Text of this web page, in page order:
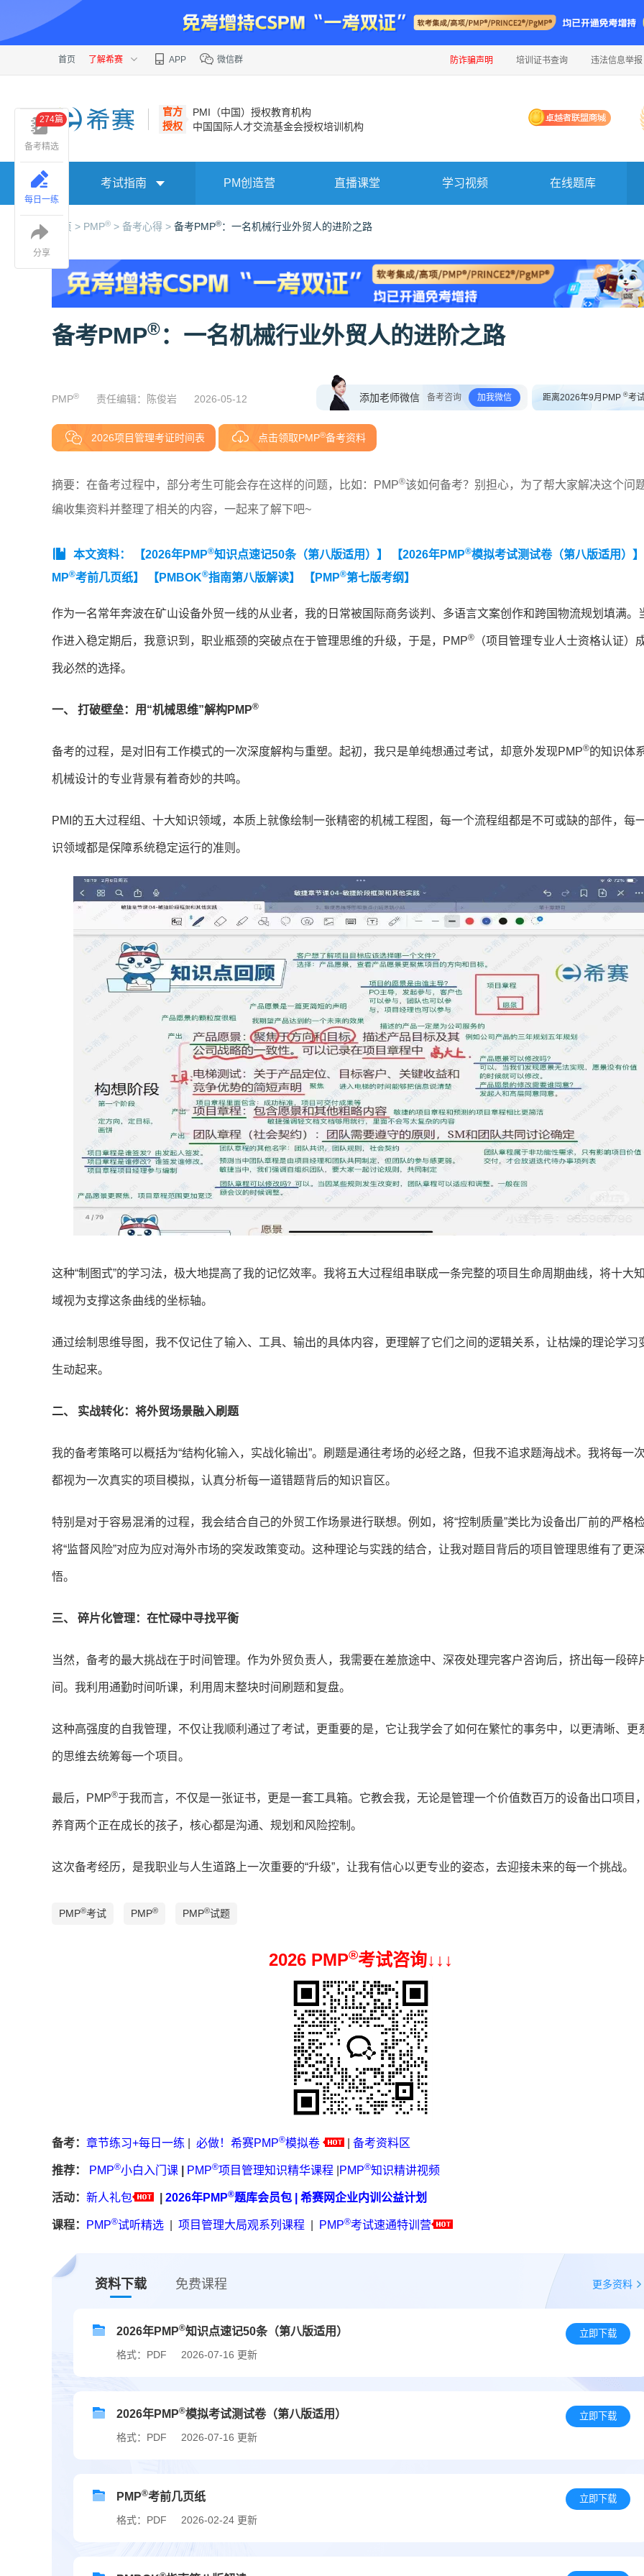
首页 了解希赛 APP 微信群 防诈骗声明 培训证书查询 违法信息举报
官方
授权
PMI（中国）授权教育机构
中国国际人才交流基金会授权培训机构
考试指南 PM创造营 直播课堂 学习视频 在线题库
首页 > PMP® > 备考心得 > 备考PMP®：一名机械行业外贸人的进阶之路
备考PMP®：一名机械行业外贸人的进阶之路
PMP® 责任编辑：陈俊岩 2026-05-12 添加老师微信 备考咨询 加我微信 距离2026年9月PMP ®考
2026项目管理考证时间表 点击领取PMP®备考资料
摘要：在备考过程中，部分考生可能会存在这样的问题，比如：PMP®该如何备考？别担心，为了帮大家解决这个问
编收集资料并整理了相关的内容，一起来了解下吧~
本文资料： 【2026年PMP®知识点速记50条（第八版适用）】 【2026年PMP®模拟考试测试卷（第八版适用）】
MP®考前几页纸】 【PMBOK®指南第八版解读】 【PMP®第七版考纲】
作为一名常年奔波在矿山设备外贸一线的从业者，我的日常被国际商务谈判、多语言文案创作和跨国物流规划填满。
作进入稳定期后，我意识到，职业瓶颈的突破点在于管理思维的升级，于是，PMP® （项目管理专业人士资格认证）
我必然的选择。
一、 打破壁垒：用“机械思维”解构PMP®
备考的过程，是对旧有工作模式的一次深度解构与重塑。起初，我只是单纯想通过考试，却意外发现PMP®的知识体
机械设计的专业背景有着奇妙的共鸣。
PMI的五大过程组、十大知识领域，本质上就像绘制一张精密的机械工程图，每一个流程组都是不可或缺的部件，每
识领域都是保障系统稳定运行的准则。
这种“制图式”的学习法，极大地提高了我的记忆效率。我将五大过程组串联成一条完整的项目生命周期曲线，将十大
域视为支撑这条曲线的坐标轴。
通过绘制思维导图，我不仅记住了输入、工具、输出的具体内容，更理解了它们之间的逻辑关系，让枯燥的理论学习
生动起来。
二、 实战转化：将外贸场景融入刷题
我的备考策略可以概括为“结构化输入，实战化输出”。刷题是通往考场的必经之路，但我不追求题海战术。我将每一
都视为一次真实的项目模拟，认真分析每一道错题背后的知识盲区。
特别是对于容易混淆的过程，我会结合自己的外贸工作场景进行联想。例如，将“控制质量”类比为设备出厂前的严格
将“监督风险”对应为应对海外市场的突发政策变动。这种理论与实践的结合，让我对题目背后的项目管理思维有了更
悟。
三、 碎片化管理：在忙碌中寻找平衡
当然，备考的最大挑战在于时间管理。作为外贸负责人，我需要在差旅途中、深夜处理完客户咨询后，挤出每一段碎
间。我利用通勤时间听课，利用周末整块时间刷题和复盘。
这种高强度的自我管理，不仅让我顺利通过了考试，更重要的是，它让我学会了如何在繁忙的事务中，以更清晰、更
的思维去统筹每一个项目。
最后，PMP®于我而言，不仅是一张证书，更是一套工具箱。它教会我，无论是管理一个价值数百万的设备出口项目
养育两个正在成长的孩子，核心都是沟通、规划和风险控制。
这次备考经历，是我职业与人生道路上一次重要的“升级”，让我有信心以更专业的姿态，去迎接未来的每一个挑战。
PMP®考试 PMP® PMP®试题
2026 PMP®考试咨询↓ ↓ ↓
备考： 章节练习+每日一练 必做！希赛PMP®模拟卷 备考资料区
推荐： PMP®小白入门课 PMP®项目管理知识精华课程 PMP®知识精讲视频
活动： 新人礼包 2026年PMP®题库会员包 希赛网企业内训公益计划
课程： PMP®试听精选 项目管理大局观系列课程 PMP®考试速通特训营
资料下载 免费课程 更多资料
2026年PMP®知识点速记50条（第八版适用）
格式：PDF 2026-07-16 更新
立即下载
2026年PMP®模拟考试测试卷（第八版适用）
格式：PDF 2026-07-16 更新
立即下载
PMP®考前几页纸
格式：PDF 2026-02-24 更新
立即下载
备考精选
274篇
每日一练
分享